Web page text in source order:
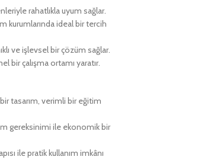
rahatlıkla uyum sağlar.
kurumlarında ideal bir tercih
ve işlevsel bir çözüm sağlar.
bir çalışma ortamı yaratır.
tasarım, verimli bir eğitim
gereksinimi ile ekonomik bir
ile pratik kullanım imkânı